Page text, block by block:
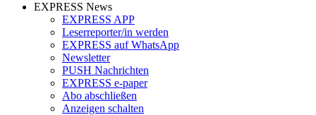
EXPRESS News
EXPRESS APP
Leserreporter/in werden
EXPRESS auf WhatsApp
Newsletter
PUSH Nachrichten
EXPRESS e-paper
Abo abschließen
Anzeigen schalten